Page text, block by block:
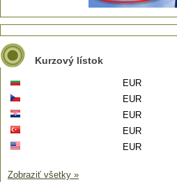
Kurzový lístok
EUR
EUR
EUR
EUR
EUR
Zobraziť všetky »